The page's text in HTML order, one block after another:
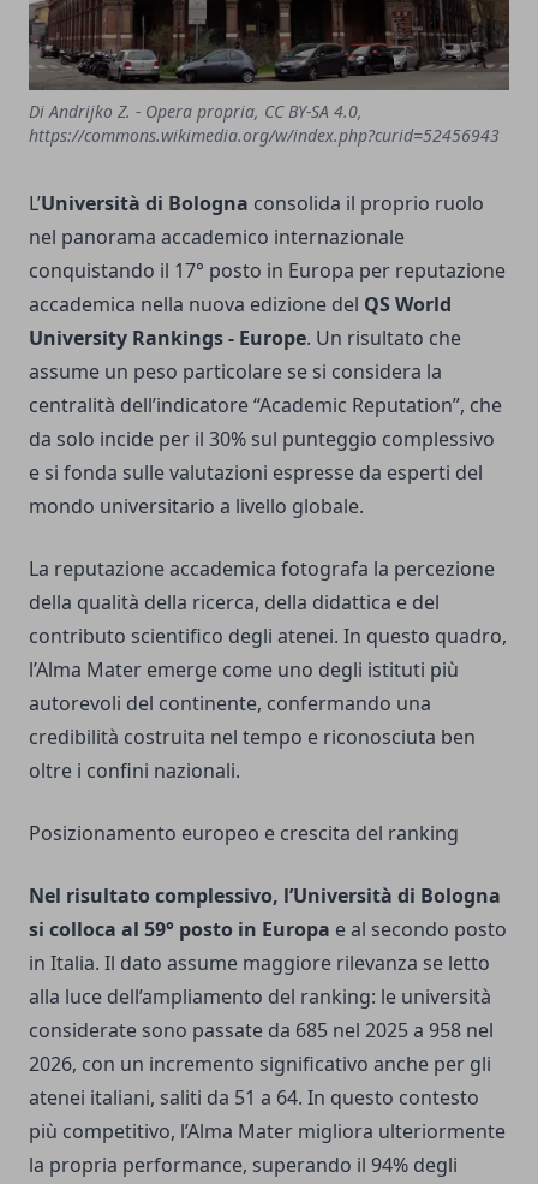
Di Andrijko Z. - Opera propria, CC BY-SA 4.0,
https://commons.wikimedia.org/w/index.php?curid=52456943
L’Università di Bologna consolida il proprio ruolo
nel panorama accademico internazionale
conquistando il 17° posto in Europa per reputazione
accademica nella nuova edizione del QS World
University Rankings - Europe. Un risultato che
assume un peso particolare se si considera la
centralità dell’indicatore “Academic Reputation”, che
da solo incide per il 30% sul punteggio complessivo
e si fonda sulle valutazioni espresse da esperti del
mondo universitario a livello globale.
La reputazione accademica fotografa la percezione
della qualità della ricerca, della didattica e del
contributo scientifico degli atenei. In questo quadro,
l’Alma Mater emerge come uno degli istituti più
autorevoli del continente, confermando una
credibilità costruita nel tempo e riconosciuta ben
oltre i confini nazionali.
Posizionamento europeo e crescita del ranking
Nel risultato complessivo, l’Università di Bologna
si colloca al 59° posto in Europa e al secondo posto
in Italia. Il dato assume maggiore rilevanza se letto
alla luce dell’ampliamento del ranking: le università
considerate sono passate da 685 nel 2025 a 958 nel
2026, con un incremento significativo anche per gli
atenei italiani, saliti da 51 a 64. In questo contesto
più competitivo, l’Alma Mater migliora ulteriormente
la propria performance, superando il 94% degli